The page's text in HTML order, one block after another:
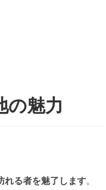
の魅力
れる者を魅了します。